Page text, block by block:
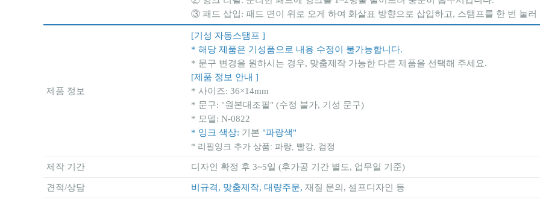
③ 패드 삽입: 패드 면이 위로 오게 하여 화살표 방향으로 삽입하고, 스탬프를 한 번 눌러
제품 정보
[기성 자동스탬프 ]
* 해당 제품은 기성품으로 내용 수정이 불가능합니다.
* 문구 변경을 원하시는 경우, 맞춤제작 가능한 다른 제품을 선택해 주세요.
[제품 정보 안내 ]
* 사이즈: 36×14mm
* 문구: "원본대조필" (수정 불가, 기성 문구)
* 모델: N-0822
* 잉크 색상: 기본 "파랑색"
* 리필잉크 추가 상품: 파랑, 빨강, 검정
제작 기간 디자인 확정 후 3~5일 (후가공 기간 별도, 업무일 기준)
견적/상담 비규격, 맞춤제작, 대량주문, 재질 문의, 셀프디자인 등